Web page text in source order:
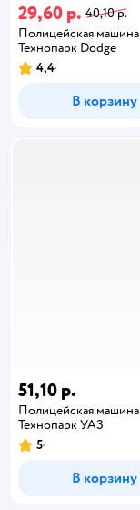
29,60 р. 40,10 р.
Полицейская машина
Технопарк Dodge
4,4
В корзину
51,10 р.
Полицейская машина
Технопарк УАЗ
5
В корзину